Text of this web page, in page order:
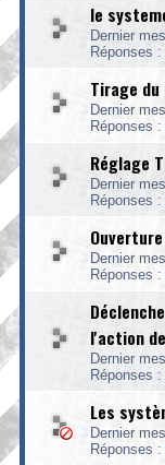
le
Dernier
Réponses :
Tirage
Dernier
Réponses :
Réglage
Dernier
Réponses :
Dernier
Réponses :
l'action
Dernier
Réponses :
Les
Dernier
Réponses :